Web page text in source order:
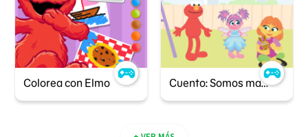
Colorea con Elmo Cuento: Somos maravillosos 1, 2 3